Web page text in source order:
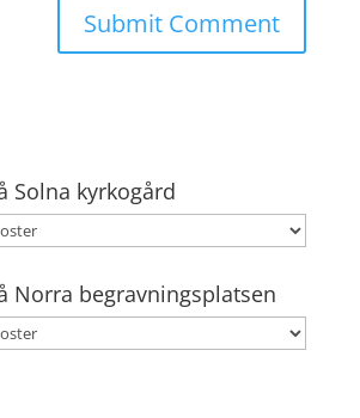
Solna kyrkogård
Norra begravningsplatsen